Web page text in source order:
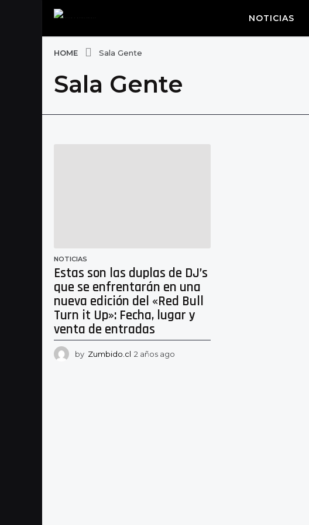
NOTICIAS
HOME Sala Gente
Sala Gente
NOTICIAS
Estas son las duplas de DJ’s
que se enfrentarán en una
nueva edición del «Red Bull
Turn it Up»: Fecha, lugar y
venta de entradas
by Zumbido.cl 2 años ago